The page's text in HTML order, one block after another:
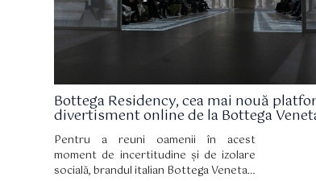
Bottega Residency, cea mai nouă
divertisment online de la Bottega
Pentru a reuni oamenii în acest
moment de incertitudine și de izolare
socială, brandul italian Bottega Veneta a